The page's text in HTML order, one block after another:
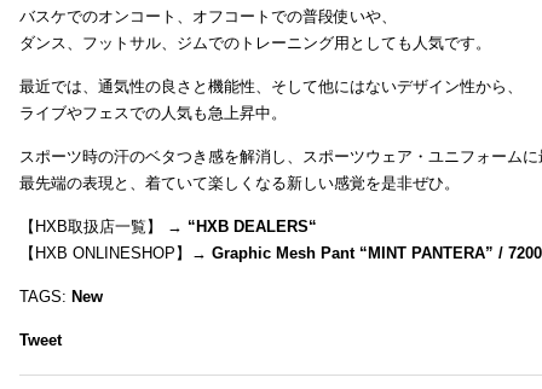
バスケでのオンコート、オフコートでの普段使いや、
ダンス、フットサル、ジムでのトレーニング用としても人気です。
最近では、通気性の良さと機能性、そして他にはないデザイン性から、
ライブやフェスでの人気も急上昇中。
スポーツ時の汗のベタつき感を解消し、スポーツウェア・ユニフォーム
最先端の表現と、着ていて楽しくなる新しい感覚を是非ぜひ。
【HXB取扱店一覧】 → “HXB DEALERS“
【HXB ONLINESHOP】→ Graphic Mesh Pant “MINT PANTERA” /
TAGS: New
Tweet